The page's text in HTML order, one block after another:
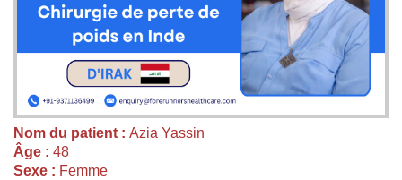
Nom du patient : Azia Yassin
Âge : 48
Sexe : Femme